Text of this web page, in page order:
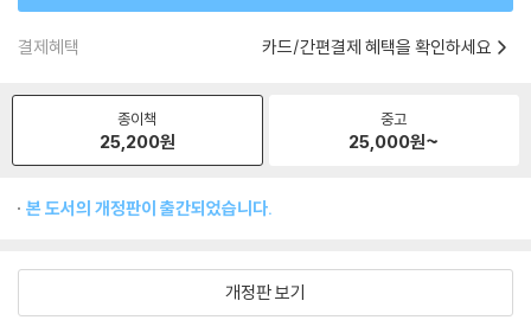
결제혜택 카드/간편결제 혜택을 확인하세요
종이책
25,200원
중고
25,000원~
본 도서의 개정판이 출간되었습니다.
개정판 보기